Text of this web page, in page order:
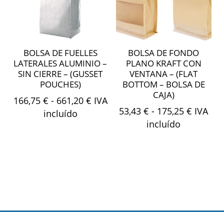
BOLSA DE FUELLES
LATERALES ALUMINIO –
SIN CIERRE – (GUSSET
POUCHES)
166,75 € - 661,20 €Rango
IVA
incluído
BOLSA DE FONDO
PLANO KRAFT CON
VENTANA – (FLAT
BOTTOM – BOLSA DE
CAJA)
53,43€ - 175,25€ Rango
IVA
incluído